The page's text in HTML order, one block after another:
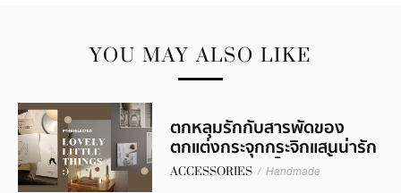
YOU MAY ALSO LIKE
ตกหลุมรักกับสารพัดของ
ตกแต่งกระจุกกระจิกแสนน่ารัก
จาก 6 แบรนด์ดีไซน์สุดคิ้วท์
ACCESSORIES / Handmade